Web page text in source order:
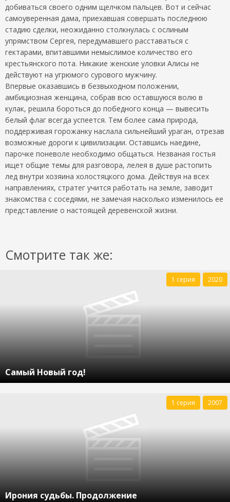
добиваться своего одним щелчком пальцев. Вот и сейчас
самоуверенная дама, приехавшая совершать последнюю
стадию сделки, неожиданно столкнулась с ослиным
упрямством Сергея, передумавшего расставаться с
гектарами, впитавшими немыслимое количество его
крестьянского пота. Никакие женские уловки Алисы не
действуют на угрюмого сурового мужчину.
Впервые оказавшись в безвыходном положении,
амбициозная женщина, собрав всю оставшуюся волю в
кулак, решила бороться до победного конца — вывесить
белый флаг всегда успеется. Тем более сама природа,
поддерживая горожанку наслала сильнейший ураган, отрезав
возможные дороги к цивилизации. Оставшись наедине,
парочке поневоле необходимо общаться. Незваная гостья
ищет общие темы для разговора, лелея в душе растопить
лед внутри хозяина холостяцкого дома. Действуя на всех
направлениях, стратег учится работать на земле, заводит
знакомства с соседями, не замечая насколько изменилось ее
представление о настоящей деревенской жизни.
Смотрите так же:
Самый Новый год!
1 серия 2020
Ирония судьбы. Продолжение
1 серия 2007